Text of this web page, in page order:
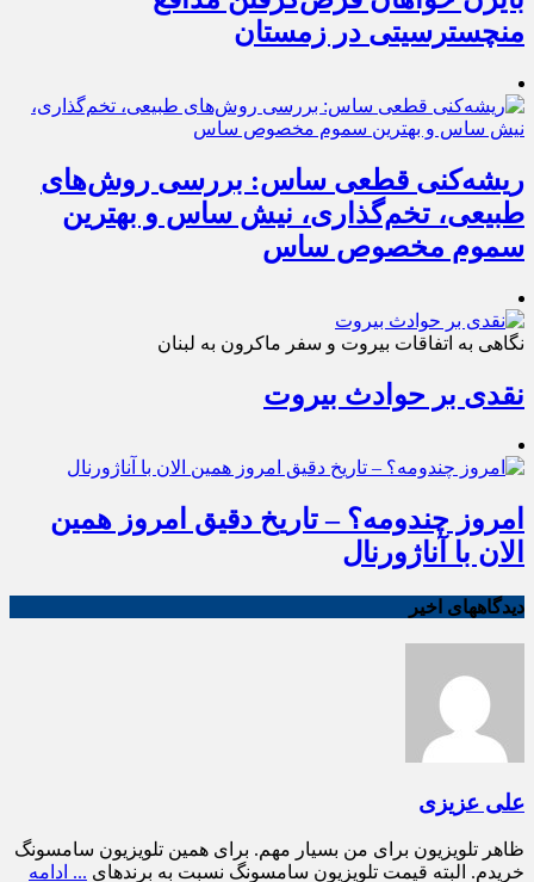
منچسترسیتی در زمستان
ریشه‌کنی قطعی ساس: بررسی روش‌های
طبیعی، تخم‌گذاری، نیش ساس و بهترین
سموم مخصوص ساس
نگاهی به اتفاقات بیروت و سفر ماکرون به لبنان
نقدی بر حوادث بیروت
امروز چندومه؟ – تاریخ دقیق امروز همین
الان با آناژورنال
دیدگاههای اخیر
علی عزیزی
ظاهر تلویزیون برای من بسیار مهم. برای همین تلویزیون سامسونگ
خریدم. البته قیمت تلویزیون سامسونگ نسبت به برندهای ... ادامه